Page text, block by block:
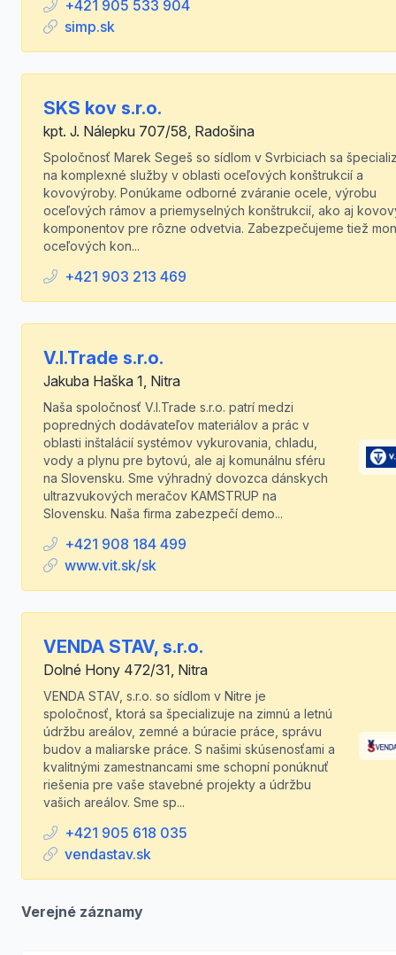
+421 905 533 904
simp.sk
SKS kov s.r.o.
kpt. J. Nálepku 707/58, Radošina
Spoločnosť Marek Segeš so sídlom v Svrbiciach sa
na komplexné služby v oblasti oceľových konštrukcií a
kovovýroby. Ponúkame odborné zváranie ocele, výrobu
oceľových rámov a priemyselných konštrukcií, ako aj
komponentov pre rôzne odvetvia. Zabezpečujeme tiež
oceľových kon...
+421 903 213 469
V.I.Trade s.r.o.
Jakuba Haška 1, Nitra
Naša spoločnosť V.I.Trade s.r.o. patrí medzi
popredných dodávateľov materiálov a prác v
oblasti inštalácií systémov vykurovania, chladu,
vody a plynu pre bytovú, ale aj komunálnu sféru
na Slovensku. Sme výhradný dovozca dánskych
ultrazvukových meračov KAMSTRUP na
Slovensku. Naša firma zabezpečí demo...
+421 908 184 499
www.vit.sk/sk
VENDA STAV, s.r.o.
Dolné Hony 472/31, Nitra
VENDA STAV, s.r.o. so sídlom v Nitre je
spoločnosť, ktorá sa špecializuje na zimnú a letnú
údržbu areálov, zemné a búracie práce, správu
budov a maliarske práce. S našimi skúsenosťami a
kvalitnými zamestnancami sme schopní ponúknuť
riešenia pre vaše stavebné projekty a údržbu
vašich areálov. Sme sp...
+421 905 618 035
vendastav.sk
Verejné záznamy